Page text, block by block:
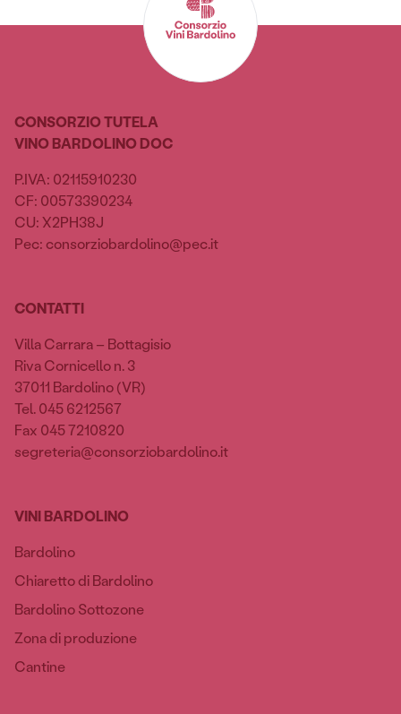
CONSORZIO TUTELA
VINO BARDOLINO DOC
P.IVA: 02115910230
CF: 00573390234
CU: X2PH38J
Pec: consorziobardolino@pec.it
CONTATTI
Villa Carrara – Bottagisio
Riva Cornicello n. 3
37011 Bardolino (VR)
Tel. 045 6212567
Fax 045 7210820
segreteria@consorziobardolino.it
VINI BARDOLINO
Bardolino
Chiaretto di Bardolino
Bardolino Sottozone
Zona di produzione
Cantine